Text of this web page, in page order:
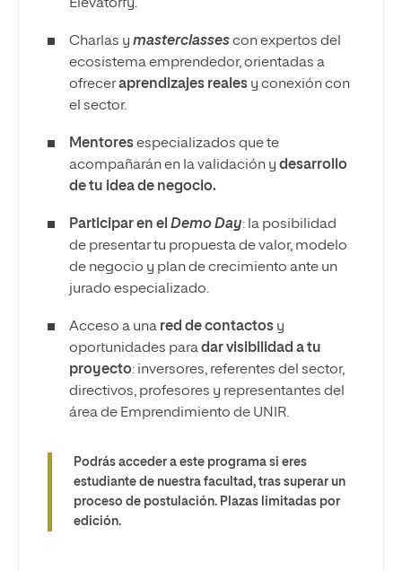
Elevatorfy.
Charlas y masterclassescon expertos del
ecosistema emprendedor, orientadas a
ofreceraprendizajes reales y conexión con
el sector.
Mentoresespecializados que te
acompañarán en la validación y desarrollo
de tu idea de negocio.
Participar en el Demo Day: la posibilidad
de presentar tu propuesta de valor, modelo
de negocio y plan de crecimiento ante un
jurado especializado.
Acceso a una red de contactos y
oportunidades paradar visibilidad a tu
proyecto: inversores, referentes del sector,
directivos, profesores y representantes del
área de Emprendimiento de UNIR.
Podrás acceder a este programa si eres
estudiante de nuestra facultad, tras superar un
proceso de postulación. Plazas limitadas por
edición.